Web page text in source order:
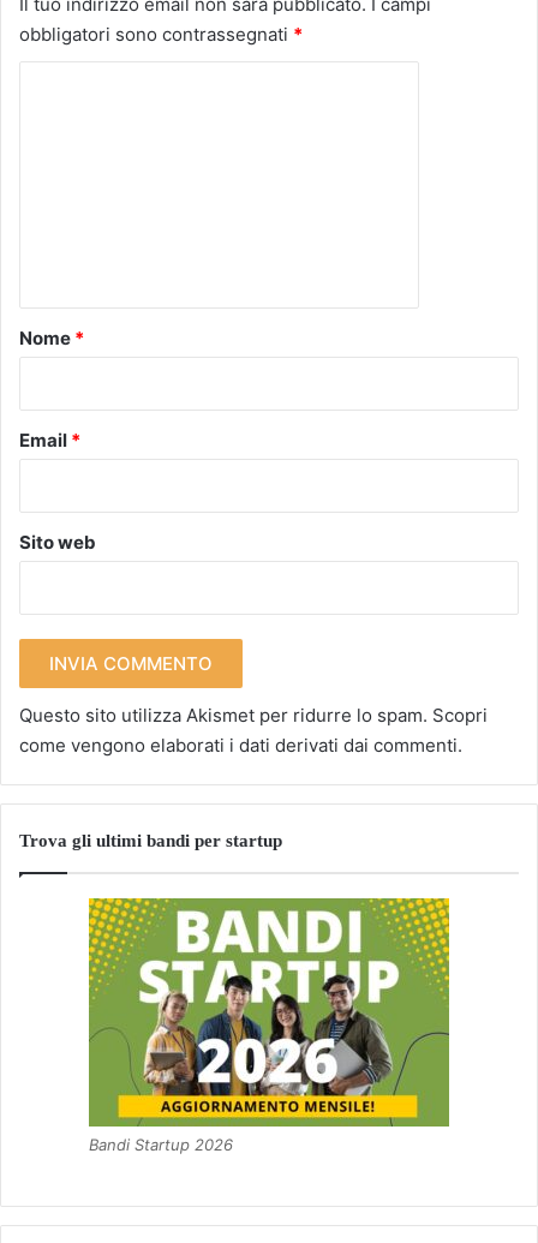
obbligatori sono contrassegnati *
o
Nome *
Email *
Sito web
Questo sito utilizza Akismet per ridurre lo spam. Scopri
come vengono elaborati i dati derivati dai commenti.
Trova gli ultimi bandi per startup
Bandi Startup 2026